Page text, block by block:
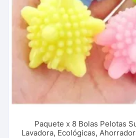
Paquete x 8 Bolas Pelotas
Lavadora, Ecológicas,